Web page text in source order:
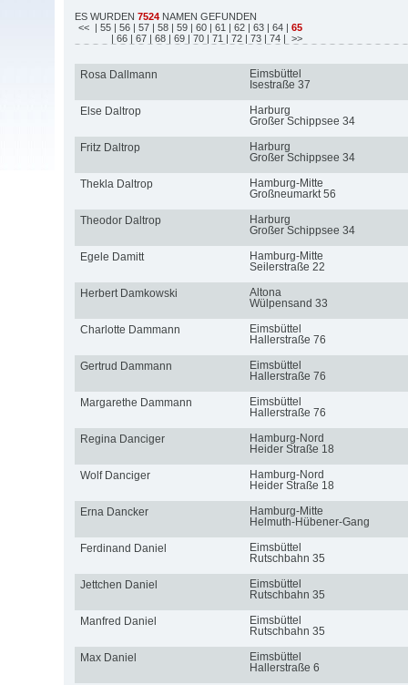
ES WURDEN 7524 NAMEN GEFUNDEN
<< | 55 | 56 | 57 | 58 | 59 | 60 | 61 | 62 | 63 | 64 | 65
| 66 | 67 | 68 | 69 | 70 | 71 | 72 | 73 | 74 | >>
Rosa Dallmann
Eimsbüttel
Isestraße 37
Else Daltrop
Harburg
Großer Schippsee 34
Fritz Daltrop
Harburg
Großer Schippsee 34
Thekla Daltrop
Hamburg-Mitte
Großneumarkt 56
Theodor Daltrop
Harburg
Großer Schippsee 34
Egele Damitt
Hamburg-Mitte
Seilerstraße 22
Herbert Damkowski
Altona
Wülpensand 33
Charlotte Dammann
Eimsbüttel
Hallerstraße 76
Gertrud Dammann
Eimsbüttel
Hallerstraße 76
Margarethe Dammann
Eimsbüttel
Hallerstraße 76
Regina Danciger
Hamburg-Nord
Heider Straße 18
Wolf Danciger
Hamburg-Nord
Heider Straße 18
Erna Dancker
Hamburg-Mitte
Helmuth-Hübener-Gang
Ferdinand Daniel
Eimsbüttel
Rutschbahn 35
Jettchen Daniel
Eimsbüttel
Rutschbahn 35
Manfred Daniel
Eimsbüttel
Rutschbahn 35
Max Daniel
Eimsbüttel
Hallerstraße 6